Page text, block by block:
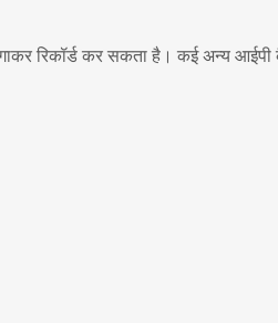
रिकॉर्ड कर सकता है। कई अन्य